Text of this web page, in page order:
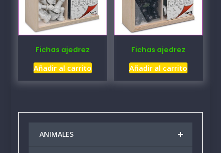
Fichas ajedrez
Añadir al carrito
Fichas ajedrez
Añadir al carrito
+
ANIMALES